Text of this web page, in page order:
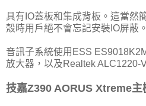
具有IO蓋板和集成背板。這當然
殼時用戶絕不會忘記安裝IO屏蔽。
音訊子系統使用ESS
放大器，以及Realtek ALC1220-
技嘉Z390 AORUS Xtreme主